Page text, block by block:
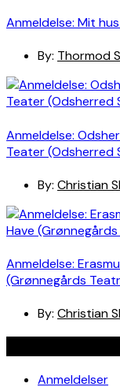
Anmeldelse: Mit
By: Thormod
Anmeldelse:
Teater (Odsherred
By: Christian
Anmeldelse:
(Grønnegårds
By: Christian
Anmeldelser